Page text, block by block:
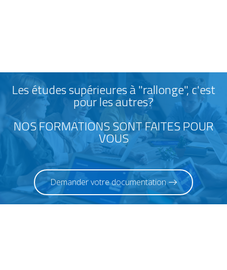
Les études supérieures à "rallonge", c'est
pour les autres?
NOS FORMATIONS SONT FAITES POUR
VOUS
Demander votre documentation